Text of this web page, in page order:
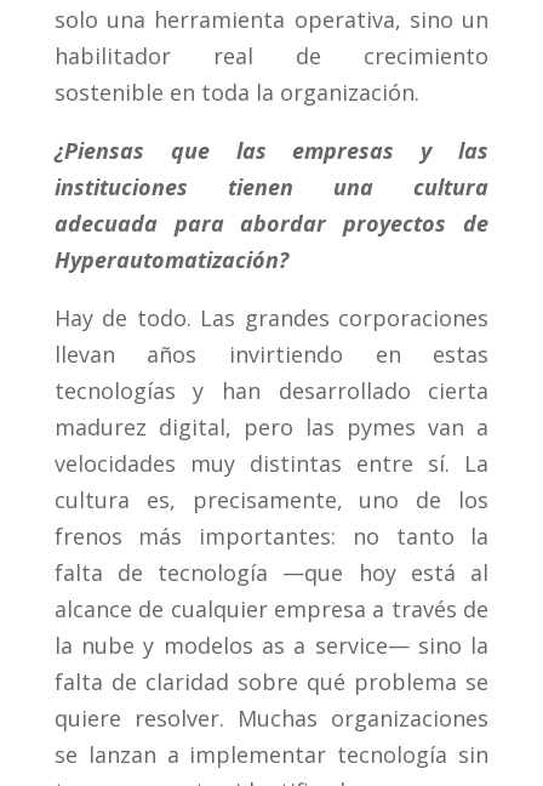
solo una herramienta operativa, sino un
habilitador real de crecimiento
sostenible en toda la organización.
¿Piensas que las empresas y las
instituciones tienen una cultura
adecuada para abordar proyectos de
Hyperautomatización?
Hay de todo. Las grandes corporaciones
llevan años invirtiendo en estas
tecnologías y han desarrollado cierta
madurez digital, pero las pymes van a
velocidades muy distintas entre sí. La
cultura es, precisamente, uno de los
frenos más importantes: no tanto la
falta de tecnología —que hoy está al
alcance de cualquier empresa a través de
la nube y modelos as a service— sino la
falta de claridad sobre qué problema se
quiere resolver. Muchas organizaciones
se lanzan a implementar tecnología sin